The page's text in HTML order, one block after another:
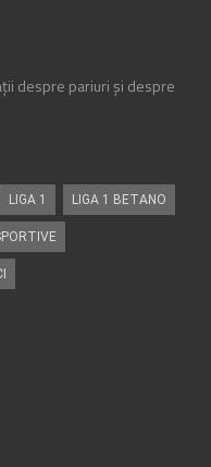
despre pariuri și despre
LIGA 1 LIGA 1 BETANO